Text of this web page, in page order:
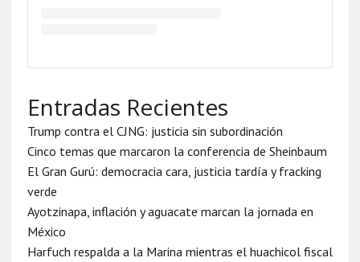
Entradas Recientes
Trump contra el CJNG: justicia sin subordinación
Cinco temas que marcaron la conferencia de Sheinbaum
El Gran Gurú: democracia cara, justicia tardía y fracking
verde
Ayotzinapa, inflación y aguacate marcan la jornada en
México
Harfuch respalda a la Marina mientras el huachicol fiscal